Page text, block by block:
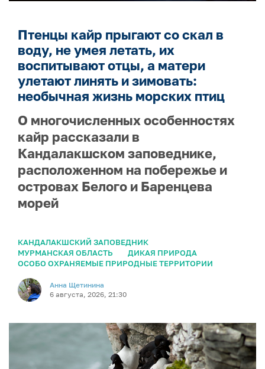
Птенцы кайр прыгают со скал в
воду, не умея летать, их
воспитывают отцы, а матери
улетают линять и зимовать:
необычная жизнь морских птиц
О многочисленных особенностях
кайр рассказали в
Кандалакшском заповеднике,
расположенном на побережье и
островах Белого и Баренцева
морей
КАНДАЛАКШСКИЙ ЗАПОВЕДНИК
МУРМАНСКАЯ ОБЛАСТЬ
ДИКАЯ ПРИРОДА
ОСОБО ОХРАНЯЕМЫЕ ПРИРОДНЫЕ ТЕРРИТОРИИ
Анна Щетинина
6 августа, 2026, 21:30